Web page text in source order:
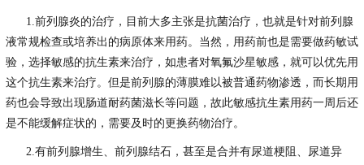
1.前列腺炎的治疗，目前大多主张是抗菌治疗，也就是针对前列腺
液常规检查或培养出的病原体来用药。当然，用药前也是需要做药敏试
验，选择敏感的抗生素来治疗，如患者对氧氟沙星敏感，就可以优先用
这个抗生素来治疗。但是前列腺的薄膜难以被普通药物渗透，而长期用
药也会导致出现肠道耐药菌滋长等问题，故此敏感抗生素用药一周后还
是不能缓解症状的，需要及时的更换药物治疗。
2.有前列腺增生、前列腺结石，甚至是合并有尿道梗阻、尿道异